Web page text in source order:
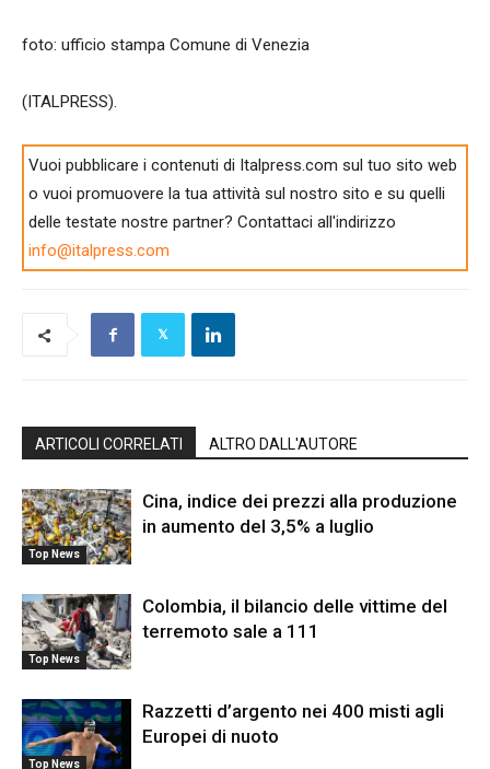
foto: ufficio stampa Comune di Venezia
(ITALPRESS).
Vuoi pubblicare i contenuti di Italpress.com sul tuo sito web
o vuoi promuovere la tua attività sul nostro sito e su quelli
delle testate nostre partner? Contattaci all'indirizzo
info@italpress.com
ARTICOLI CORRELATI ALTRO DALL'AUTORE
Top News
Cina, indice dei prezzi alla produzione
in aumento del 3,5% a luglio
Top News
Colombia, il bilancio delle vittime del
terremoto sale a 111
Top News
Razzetti d’argento nei 400 misti agli
Europei di nuoto